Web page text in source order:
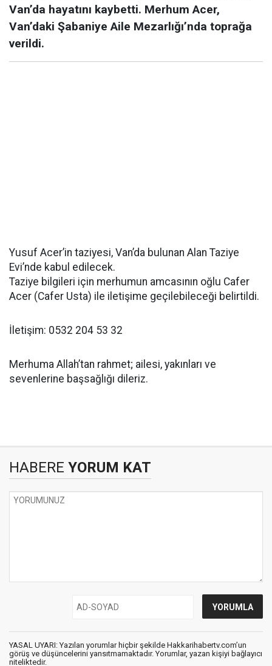
Van’da hayatını kaybetti. Merhum Acer,
Van’daki Şabaniye Aile Mezarlığı’nda toprağa
verildi.
Yusuf Acer’in taziyesi, Van’da bulunan Alan Taziye
Evi’nde kabul edilecek.
Taziye bilgileri için merhumun amcasının oğlu Cafer
Acer (Cafer Usta) ile iletişime geçilebileceği belirtildi.
İletişim: 0532 204 53 32
Merhuma Allah’tan rahmet; ailesi, yakınları ve
sevenlerine başsağlığı dileriz.
HABERE YORUM KAT
YASAL UYARI: Yazılan yorumlar hiçbir şekilde Hakkarihabertv.com’un
görüş ve düşüncelerini yansıtmamaktadır. Yorumlar, yazan kişiyi bağlayıcı
niteliktedir.